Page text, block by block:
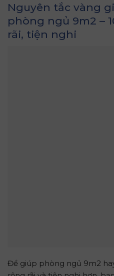
Nguyên tắc vàng
phòng ngủ 9m2 –
rãi, tiện nghi
Bạn có thể thêm điểm
phòng có cá tính, tránh